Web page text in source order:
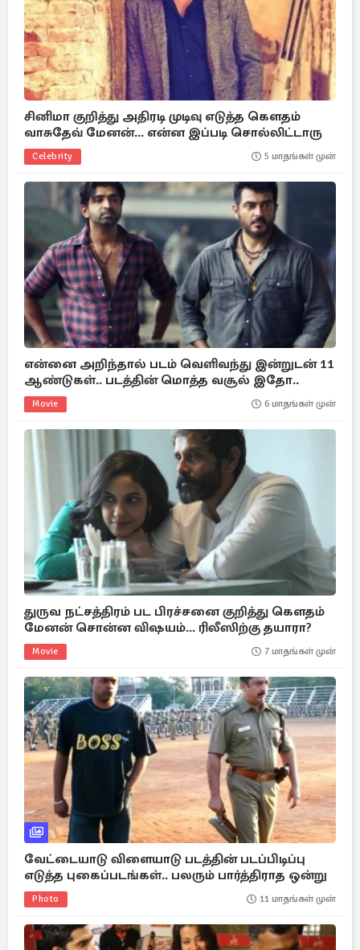
சினிமா குறித்து அதிரடி முடிவு எடுத்த கௌதம்
வாசுதேவ் மேனன்... என்ன இப்படி சொல்லிட்டாரு
Celebrity 5 மாதங்கள் முன்
என்னை அறிந்தால் படம் வெளிவந்து இன்றுடன் 11
ஆண்டுகள்.. படத்தின் மொத்த வசூல் இதோ..
Movie 6 மாதங்கள் முன்
துருவ நட்சத்திரம் பட பிரச்சனை குறித்து கௌதம்
மேனன் சொன்ன விஷயம்... ரிலீஸிற்கு தயாரா?
Movie 7 மாதங்கள் முன்
வேட்டையாடு விளையாடு படத்தின் படப்பிடிப்பு
எடுத்த புகைப்படங்கள்.. பலரும் பார்த்திராத ஒன்று
Photo 11 மாதங்கள் முன்